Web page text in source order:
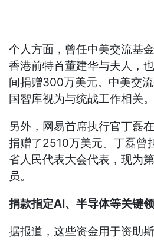
个人方面，曾任中美交流基
香港前特首董建华与夫人，
间捐赠300万美元。中美交
国智库视为与统战工作相关。
另外，网易首席执行官丁磊
捐赠了2510万美元。丁磊曾
省人民代表大会代表，现为
员。
捐款指定AI、半导体等关键
据报道，这些资金用于资助